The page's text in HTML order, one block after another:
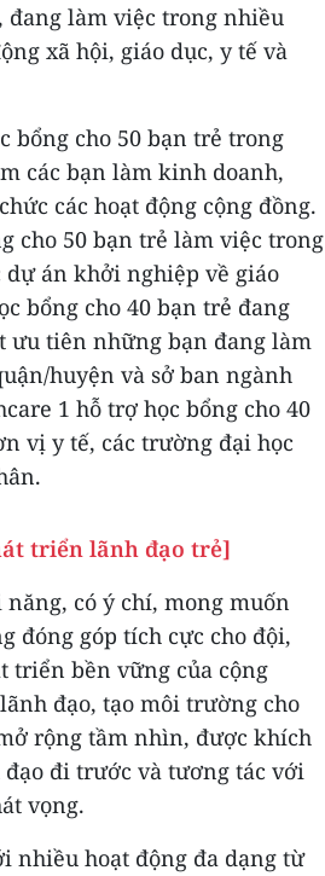
đang làm việc trong nhiều
xã hội, giáo dục, y tế và
bổng cho 50 bạn trẻ trong
các bạn làm kinh doanh,
các hoạt động cộng đồng.
cho 50 bạn trẻ làm việc trong
án khởi nghiệp về giáo
bổng cho 40 bạn trẻ đang
ưu tiên những bạn đang làm
huyện và sở ban ngành
1 hỗ trợ học bổng cho 40
vị y tế, các trường đại học
triển lãnh đạo trẻ]
có ý chí, mong muốn
đóng góp tích cực cho đội,
triển bền vững của cộng
đạo, tạo môi trường cho
rộng tầm nhìn, được khích
đi trước và tương tác với
vọng.
nhiều hoạt động đa dạng từ